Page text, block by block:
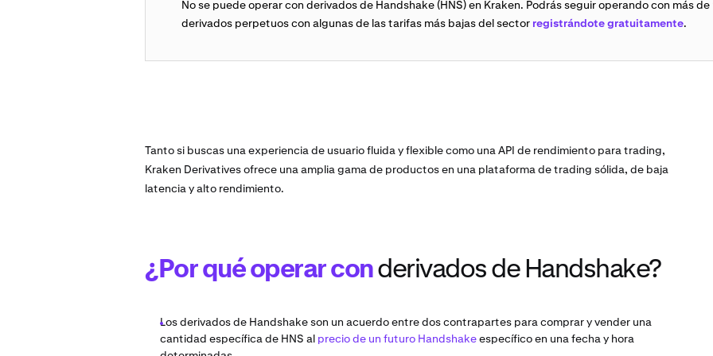
No se puede operar con derivados de Handshake (HNS) en Kraken. Podrás seguir operando con más
derivados perpetuos con algunas de las tarifas más bajas del sector registrándote gratuitamente.
Tanto si buscas una experiencia de usuario fluida y flexible como una API de rendimiento para trading,
Kraken Derivatives ofrece una amplia gama de productos en una plataforma de trading sólida, de baja
latencia y alto rendimiento.
¿Por qué operar conderivados de Handshake?
Los derivados de Handshake son un acuerdo entre dos contrapartes para comprar y vender una
cantidad específica de HNS al precio de un futuro Handshakeespecífico en una fecha y hora